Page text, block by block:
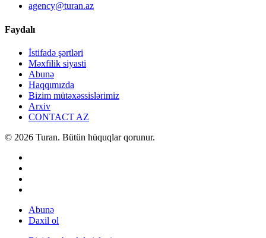
agency@turan.az
Faydalı
İstifadə şərtləri
Məxfilik siyasti
Abunə
Haqqımızda
Bizim mütəxəssislərimiz
Arxiv
CONTACT AZ
© 2026 Turan. Bütün hüquqlar qorunur.
Abunə
Daxil ol